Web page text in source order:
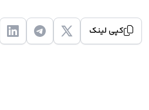
کپی لینک